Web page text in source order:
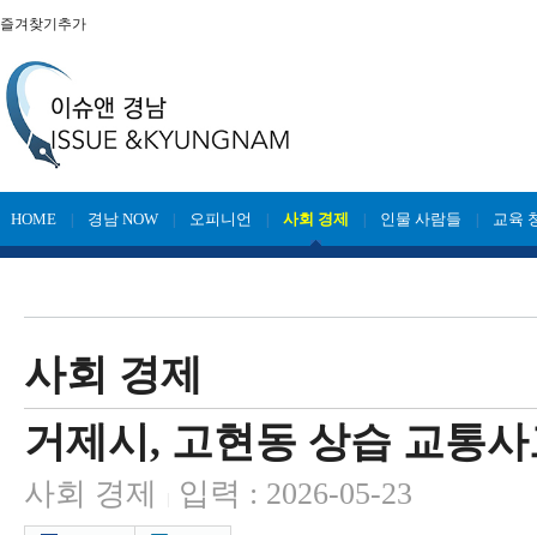
즐겨찾기추가
HOME 경남 NOW 오피니언 사회 경제 인물 사람들 교육
사회 경제
거제시, 고현동 상습 교통
사회 경제 입력 : 2026-05-23